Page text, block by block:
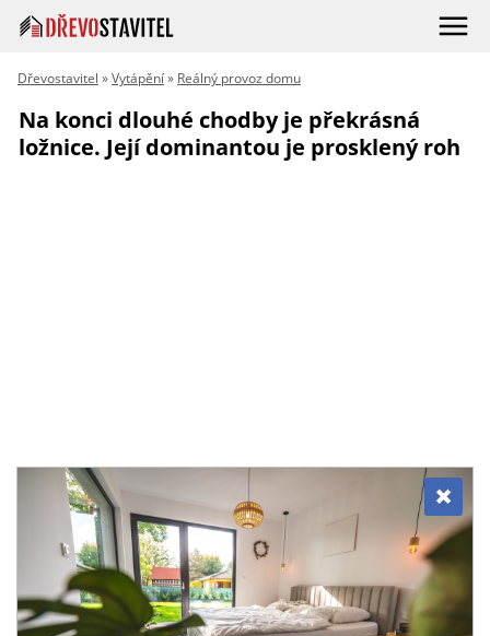
Dřevostavitel »Vytápění» Reálný provoz domu
Na konci dlouhé chodby je překrásná
ložnice. Její dominantou je prosklený roh